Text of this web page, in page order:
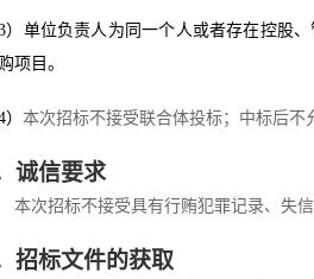
）单位负责人为同一个人或者存在控股
项目。
） 本次招标不接受联合体投标； 中标后不
诚信要求
本次招标不接受具有行贿犯罪记录、失
招标文件的获取